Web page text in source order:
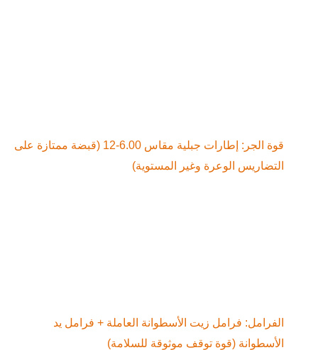
قوة الجر: إطارات جبلية مقاس 6.00-12 (قبضة ممتازة على
الوعرة وغير المستوية)
الفرامل: فرامل زيت الأسطوانة العاملة + فرامل يد
(قوة توقف موثوقة للسلامة)